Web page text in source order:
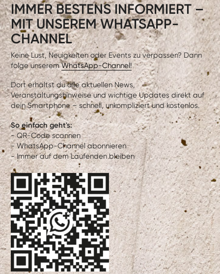
IMMER BESTENS INFORMIERT –
MIT UNSEREM WHATSAPP-
CHANNEL
Keine Lust, Neuigkeiten oder Events zu verpassen? Dann
folge unseremWhatsApp-Channel!
Dort erhältst du alle aktuellen News,
Veranstaltungshinweise und wichtige Updates direkt auf
dein Smartphone – schnell, unkompliziert und kostenlos.
So einfach geht's:
- QR-Code scannen
- WhatsApp-Channel abonnieren
- Immer auf dem Laufenden bleiben